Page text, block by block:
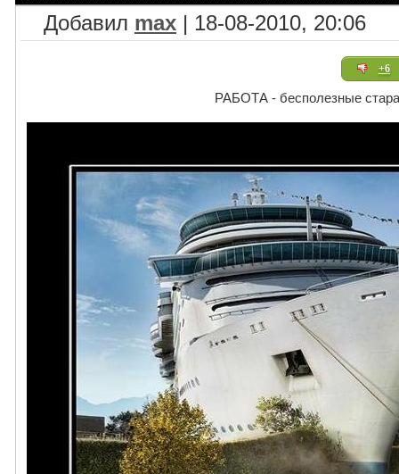
Добавил max | 18-08-2010, 20:06
+6
РАБОТА - бесполезные